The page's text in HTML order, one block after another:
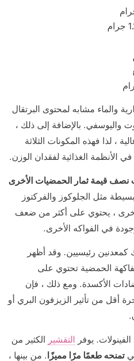
والماء مشابه لمحتوى البرتقال
واليوسفي. بالإضافة إلى ذلك ،
، لذا فهذه المكونات الثلاثة
في الأنظمة الغذائية لفقدان الوزن.
نصف قيمة ثمار الحمضيات الأخرى
مثل الجلوكوز والفركتوز
، يحتوي على أكثر من ضعف
في الفواكه الأخرى.
كمعدنين رئيسيين. وقد أظهر
الحمضية تحتوي على
الأكسدة. ومع ذلك ، فإن
أقل من تأثير الزيزفون البري أو
يوفر التقشير الكثير من
تمنحه طعمًا مرًا مميزًا . من بينها ،